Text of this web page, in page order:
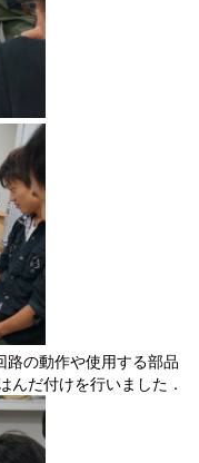
路の動作や使用する部品
んだ付けを行いました．